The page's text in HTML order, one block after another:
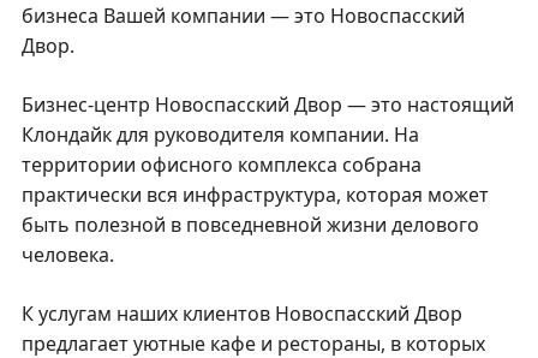
бизнеса Вашей компании — это Новоспасский
Двор.
Бизнес-центр Новоспасский Двор — это настоящий
Клондайк для руководителя компании. На
территории офисного комплекса собрана
практически вся инфраструктура, которая может
быть полезной в повседневной жизни делового
человека.
К услугам наших клиентов Новоспасский Двор
предлагает уютные кафе и рестораны, в которых